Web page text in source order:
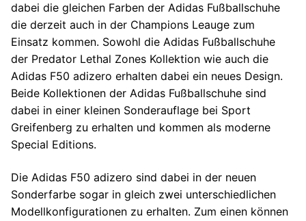
dabei die gleichen Farben der Adidas Fußballschuhe
die derzeit auch in der Champions Leauge zum
Einsatz kommen. Sowohl die Adidas Fußballschuhe
der Predator Lethal Zones Kollektion wie auch die
Adidas F50 adizero erhalten dabei ein neues Design.
Beide Kollektionen der Adidas Fußballschuhe sind
dabei in einer kleinen Sonderauflage bei Sport
Greifenberg zu erhalten und kommen als moderne
Special Editions.
Die Adidas F50 adizero sind dabei in der neuen
Sonderfarbe sogar in gleich zwei unterschiedlichen
Modellkonfigurationen zu erhalten. Zum einen können